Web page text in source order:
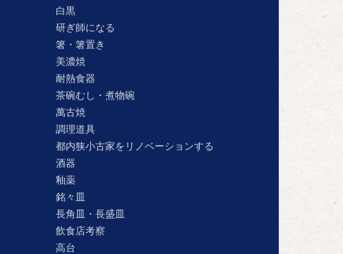
白黒
研ぎ師になる
箸・箸置き
美濃焼
耐熱食器
茶碗むし・煮物碗
萬古焼
調理道具
都内狭小古家をリノベーションする
酒器
釉薬
銘々皿
長角皿・長盛皿
飲食店考察
高台